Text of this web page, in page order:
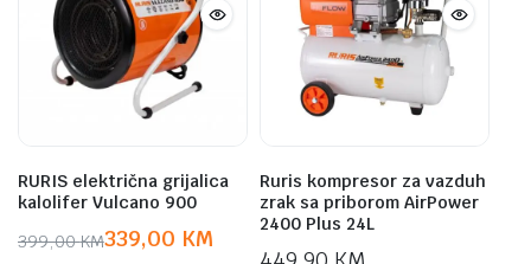
RURIS električna grijalica
kalolifer Vulcano 900
399,00KM339,00 KM
Ruris kompresor za vazduh
zrak sa priborom AirPower
2400 Plus 24L